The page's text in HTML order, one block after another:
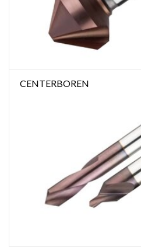
Onderdelen |
CENTERBOREN